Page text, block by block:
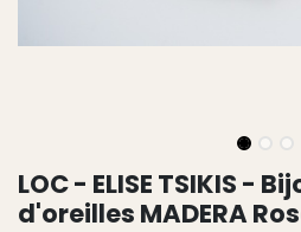
LOC - ELISE TSIKIS -
d'oreilles MADERA